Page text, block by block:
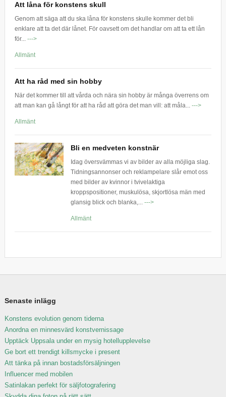
Att låna för konstens skull
Genom att säga att du ska låna för konstens skulle kommer det bli
enklare att ta det där lånet. För oavsett om det handlar om att ta ett lån
för... --->
Allmänt
Att ha råd med sin hobby
När det kommer till att vårda och nära sin hobby är många överrens om
att man kan gå långt för att ha råd att göra det man vill: att måla... --->
Allmänt
Bli en medveten konstnär
Idag översvämmas vi av bilder av alla möjliga slag.
Tidningsannonser och reklampelare slår emot oss
med bilder av kvinnor i tvivelaktiga
kroppspositioner, muskulösa, skjortlösa män med
glansig blick och blanka,...--->
Allmänt
Senaste inlägg
Konstens evolution genom tiderna
Anordna en minnesvärd konstvernissage
Upptäck Uppsala under en mysig hotellupplevelse
Ge bort ett trendigt killsmycke i present
Att tänka på innan bostadsförsäljningen
Influencer med mobilen
Satinlakan perfekt för säljfotografering